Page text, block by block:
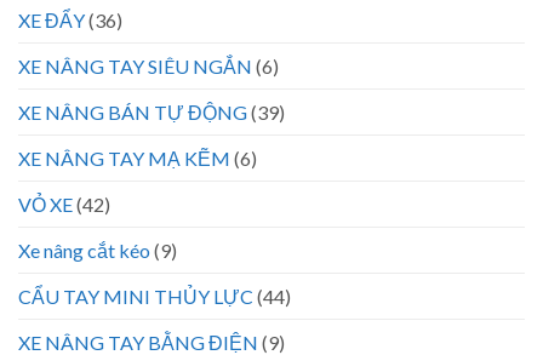
XE ĐẨY(36)
XE NÂNG TAY SIÊU NGẮN (6)
XE NÂNG BÁN TỰ ĐỘNG(39)
XE NÂNG TAY MẠ KẼM (6)
VỎ XE(42)
Xe nâng cắt kéo (9)
CẨU TAY MINI THỦY LỰC (44)
XE NÂNG TAY BẰNG ĐIỆN (9)